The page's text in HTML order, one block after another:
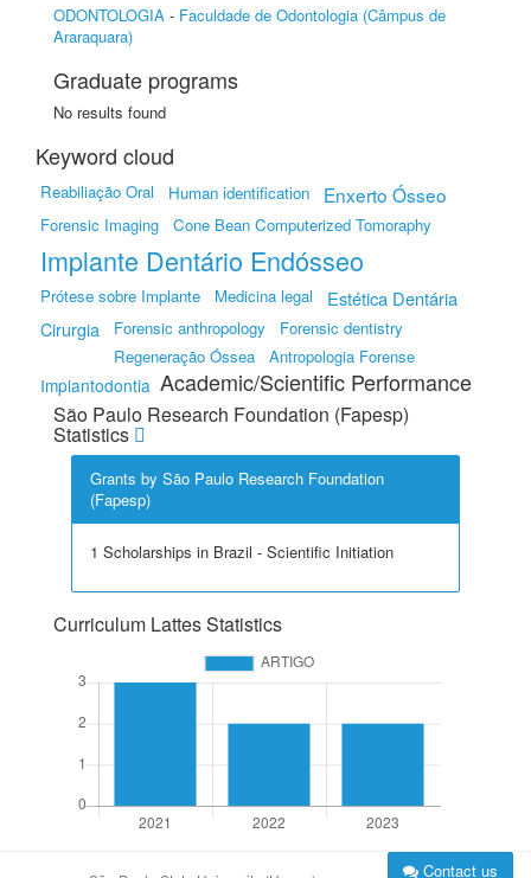
ODONTOLOGIA - Faculdade de Odontologia (Câmpus de
Araraquara)
Graduate programs
No results found
Keyword cloud
Reabiliação Oral Human identification Enxerto Ósseo
Forensic Imaging Cone Bean Computerized Tomoraphy
Implante Dentário Endósseo
Prótese sobre Implante Medicina legal Estética Dentária
Cirurgia Forensic anthropology
Forensic dentistry
Regeneração Óssea
Antropologia Forense
Implantodontia Academic/Scientific Performance
São Paulo Research Foundation (Fapesp)
Statistics
Grants by São Paulo Research Foundation
(Fapesp)
1 Scholarships in Brazil - Scientific Initiation
Curriculum Lattes Statistics
Contact us